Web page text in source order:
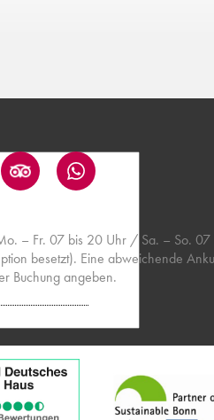
– Fr. 07 bis 20 Uhr / Sa. – So. 07
besetzt). Eine abweichende
Buchung angeben.